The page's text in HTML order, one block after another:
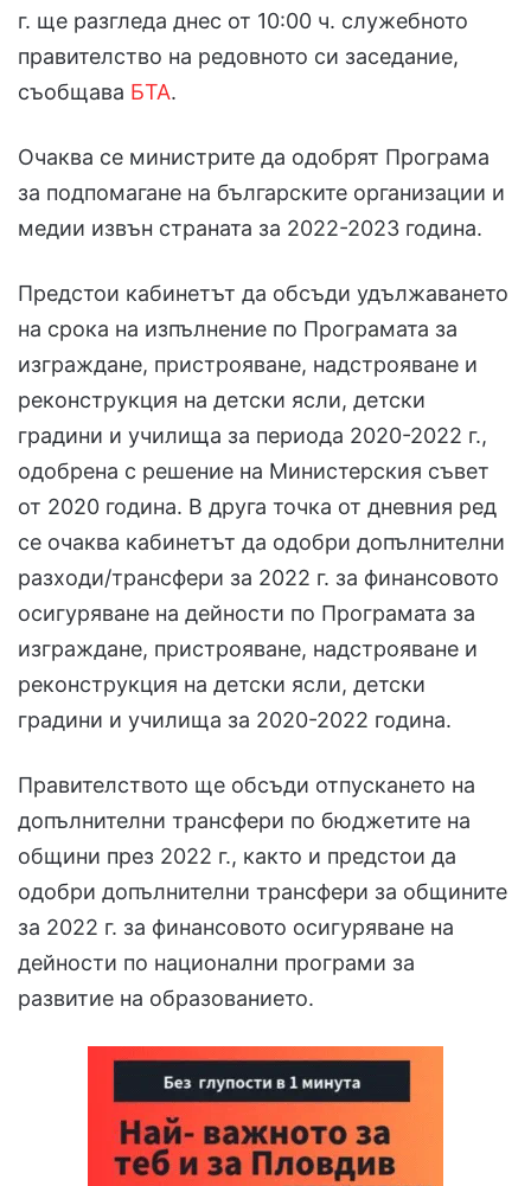
г. ще разгледа днес от 10:00 ч. служебното
правителство на редовното си заседание,
съобщава БТА.
Очаква се министрите да одобрят Програма
за подпомагане на българските организации и
медии извън страната за 2022-2023 година.
Предстои кабинетът да обсъди удължаването
на срока на изпълнение по Програмата за
изграждане, пристрояване, надстрояване и
реконструкция на детски ясли, детски
градини и училища за периода 2020-2022 г.,
одобрена с решение на Министерския съвет
от 2020 година. В друга точка от дневния ред
се очаква кабинетът да одобри допълнителни
разходи/трансфери за 2022 г. за финансовото
осигуряване на дейности по Програмата за
изграждане, пристрояване, надстрояване и
реконструкция на детски ясли, детски
градини и училища за 2020-2022 година.
Правителството ще обсъди отпускането на
допълнителни трансфери по бюджетите на
общини през 2022 г., както и предстои да
одобри допълнителни трансфери за общините
за 2022 г. за финансовото осигуряване на
дейности по национални програми за
развитие на образованието.